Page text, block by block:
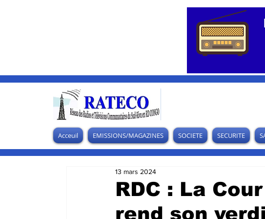
Acceuil EMISSIONS/MAGAZINES SOCIETE SECURITE
RDC : La
rend son
13 mars 2024